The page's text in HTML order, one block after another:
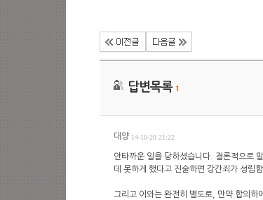
답변목록 1
대양 14-10-20 21:22
안타까운 일을 당하셨습니다. 결론적으로
데 못하게 했다고 진술하면 강간죄가 성립합
그리고 이와는 완전히 별도로, 만약 합의하